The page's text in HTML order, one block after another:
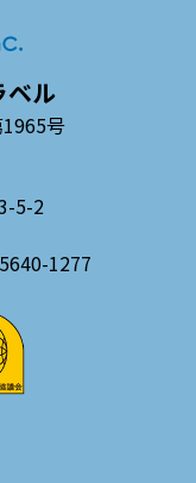
ベル
号
5-2
1277